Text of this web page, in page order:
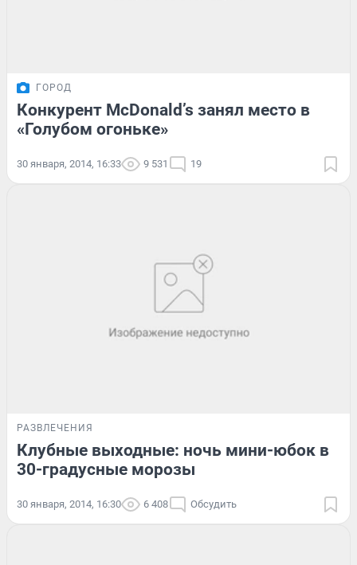
ГОРОД
Конкурент McDonald’s занял место в
«Голубом огоньке»
30 января, 2014, 16:33 9 531 19
РАЗВЛЕЧЕНИЯ
Клубные выходные: ночь мини-юбок в
30-градусные морозы
30 января, 2014, 16:30 6 408 Обсудить